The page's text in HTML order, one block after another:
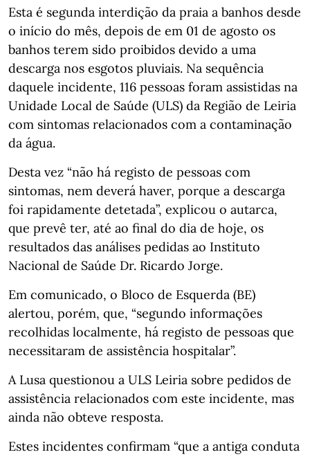
Esta é segunda interdição da praia a banhos desde
o início do mês, depois de em 01 de agosto os
banhos terem sido proibidos devido a uma
descarga nos esgotos pluviais. Na sequência
daquele incidente, 116 pessoas foram assistidas na
Unidade Local de Saúde (ULS) da Região de Leiria
com sintomas relacionados com a contaminação
da água.
Desta vez “não há registo de pessoas com
sintomas, nem deverá haver, porque a descarga
foi rapidamente detetada”, explicou o autarca,
que prevê ter, até ao final do dia de hoje, os
resultados das análises pedidas ao Instituto
Nacional de Saúde Dr. Ricardo Jorge.
Em comunicado, o Bloco de Esquerda (BE)
alertou, porém, que, “segundo informações
recolhidas localmente, há registo de pessoas que
necessitaram de assistência hospitalar”.
A Lusa questionou a ULS Leiria sobre pedidos de
assistência relacionados com este incidente, mas
ainda não obteve resposta.
Estes incidentes confirmam “que a antiga conduta